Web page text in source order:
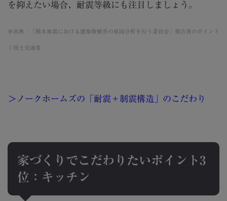
を抑えたい場合、耐震等級にも注目しましょう。
※出典：「熊本地震における建築物被害の原因分析を行う委員会」報告書のポイント
｜国土交通省
＞ノークホームズの「耐震＋制震構造」のこだわり
家づくりでこだわりたいポイント3
位：キッチン